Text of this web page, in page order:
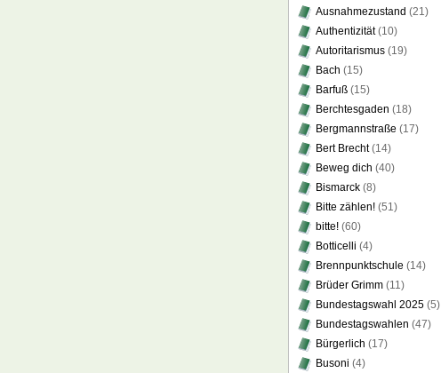
Ausnahmezustand (21)
Authentizität(10)
Autoritarismus (19)
Bach (15)
Barfuß (15)
Berchtesgaden (18)
Bergmannstraße (17)
Bert Brecht(14)
Beweg dich (40)
Bismarck (8)
Bitte zählen! (51)
bitte! (60)
Botticelli (4)
Brennpunktschule (14)
Brüder Grimm (11)
Bundestagswahl 2025 (5)
Bundestagswahlen (47)
Bürgerlich (17)
Busoni (4)